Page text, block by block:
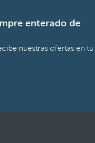
enterado de
nuestras ofertas en tu